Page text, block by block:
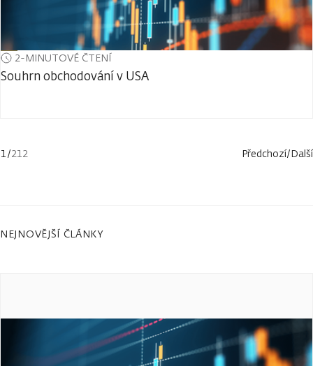
2-MINUTOVÉ ČTENÍ
Souhrn obchodování v USA
1/212 Předchozí/Další
NEJNOVĚJŠÍ ČLÁNKY